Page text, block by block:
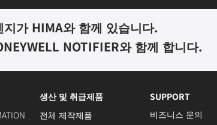
지가 HIMA와 함께 있습니다.
NOTIFIER와 함께 합니다.
생산 및 취급제품
전체 제작제품
SUPPORT
비즈니스 문의